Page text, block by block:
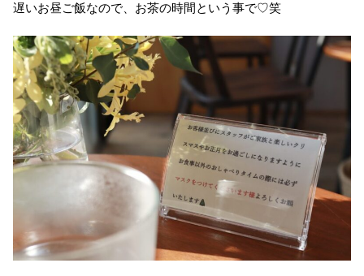
遅いお昼ご飯なので、お茶の時間という事で♡笑